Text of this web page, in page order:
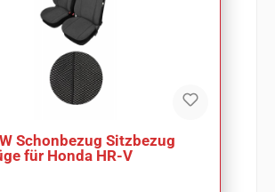
Schonbezug Sitzbezug
für Honda HR-V